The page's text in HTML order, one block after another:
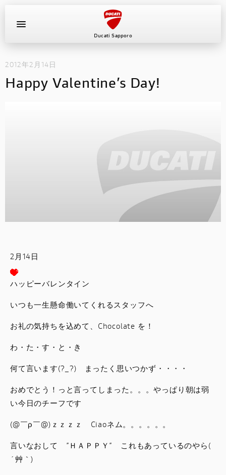
Ducati Sapporo
イベント
DUCATI OWNER’S CLUB
アパレル
お支払いシミュレーション
2012年2月14日
Happy Valentine’s Day!
2月14日
ハッピーバレンタイン
いつも一生懸命働いてくれるスタッフへ
お礼の気持ちを込めて、Chocolate を！
わ・た・す・と・き
何て言います(?_?) まったく思いつかず・・・・
おめでとう！っと言ってしまった。。。やっぱり朝は弱
い今日のチーフです
(@￣ρ￣@)ｚｚｚｚ Ciaoネム。。。。。。
言いなおして ”ＨＡＰＰＹ” これもあっているのやら(
´艸｀)